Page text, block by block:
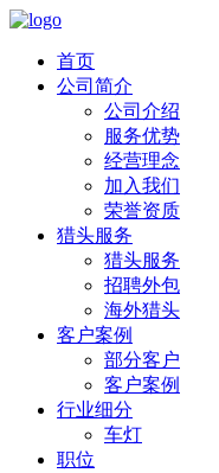
首页
公司简介
公司介绍
服务优势
经营理念
加入我们
荣誉资质
猎头服务
猎头服务
招聘外包
海外猎头
客户案例
部分客户
客户案例
行业细分
车灯
职位